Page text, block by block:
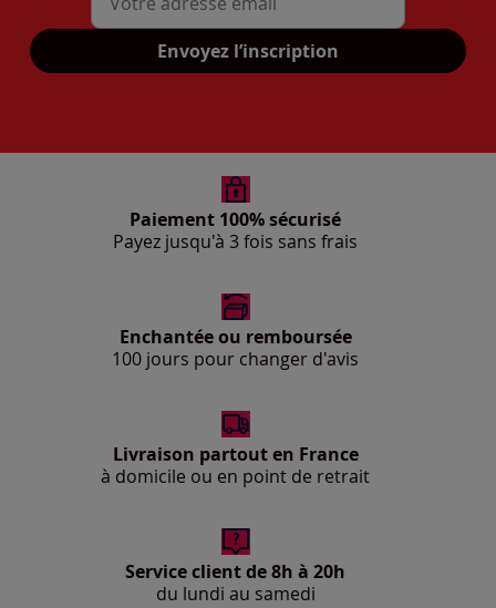
Mon adresse mail
Envoyez l’inscription
Paiement 100% sécurisé
Payez jusqu'à 3 fois sans frais
Enchantée ou remboursée
100 jours pour changer d'avis
Livraison partout en France
à domicile ou en point de retrait
Service client de 8h à 20h
du lundi au samedi